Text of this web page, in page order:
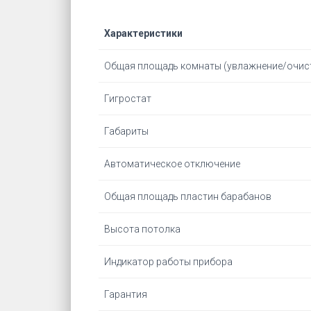
Характеристики
Общая площадь комнаты (увлажнение/
Гигростат
Габариты
Автоматическое отключение
Общая площадь пластин барабанов
Высота потолка
Индикатор работы прибора
Гарантия